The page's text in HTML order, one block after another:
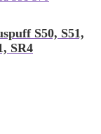
S50, S51,
SR4